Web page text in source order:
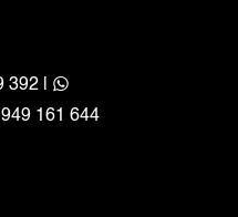
392 |
161 644